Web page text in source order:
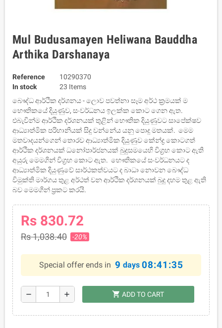
Mul Budusamayen Heliwana Bauddha
Arthika Darshanaya
Reference
10290370
In stock
23 Items
බෞද්ධ ආර්ථික දර්ශනය - ලොව පවත්නා සෑම අර්ථ ක‍්‍රමයක් ම
භෞතිකයේ දියුණුව, සංවර්ධනය ඉලක්ක කොට ගෙන ඇත.
එබැවින්ම ආර්ථික දර්ශනයක් තුළින් භෞතික දියුණුවට සාපේක්ෂව
ආධ්‍යාත්මික පරිහානියක් සිදු වන්නේය යනු පොදු මතයක්. මෙම
මතවාදයන්ගෙන් තොරව ආධ්‍යාත්මික දියුණුව කේන්ද්‍ර කොටගත්
ආර්ථික දර්ශනයක් ධනෝපාර්ජනයක් බුදුසමයෙහි විග‍්‍රහ කොට ඇති
අයුරු මෙමගින් විග‍්‍රහ කොට ඇත. භෞතිකයේ සංවර්ධනයට ද
ආධ්‍යාත්මික දියුණුවේ සාර්ථකත්වයට ද බාධා නොවන බෞද්ධ
විමුක්ති මාර්ගය තුළ අර්ථත් වන ආර්ථික දර්ශනයක් බුදු දහම තුළ ඇති
බව මෙමගින් ප‍්‍රකට කරයි.
Rs 830.72
Rs 1,038.40 -20%
Special offer ends in 9 days 08:41:34
remove add shopping_cart ADD TO CART